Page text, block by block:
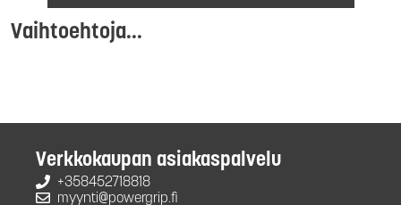
Vaihtoehtoja...
Verkkokaupan asiakaspalvelu
+358452718818
myynti@powergrip.fi